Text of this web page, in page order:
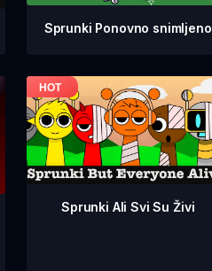
Sprunki Ponovno snimljeno
Sprunki Ali Svi Su Živi